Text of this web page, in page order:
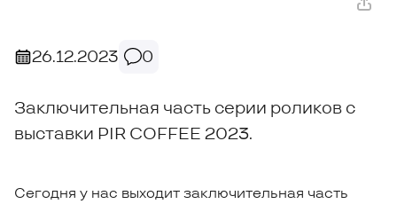
26.12.2023 0
Заключительная часть серии роликов с
выставки PIR COFFEE 2023.
Сегодня у нас выходит заключительная часть